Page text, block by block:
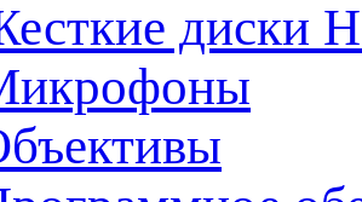
диски